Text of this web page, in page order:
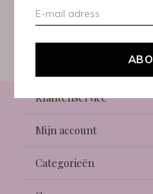
Klantenservice
Mijn account
Categorieën